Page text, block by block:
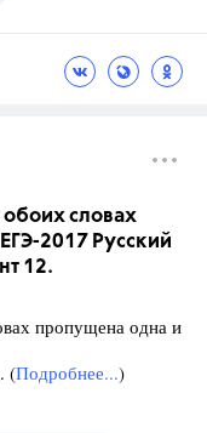
словах
2017 Русский
12.
пропущена одна и
(Подробнее...)